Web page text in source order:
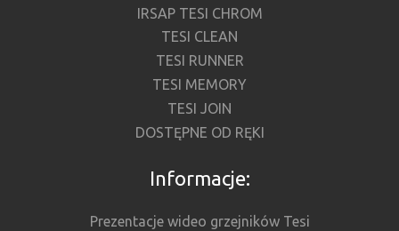
IRSAP TESI CHROM
TESI CLEAN
TESI RUNNER
TESI MEMORY
TESI JOIN
DOSTĘPNE OD RĘKI
Informacje:
Prezentacje wideo grzejników Tesi